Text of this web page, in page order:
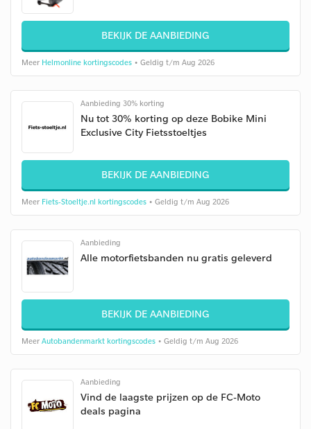
BEKIJK DE AANBIEDING
Meer Helmonline kortingscodes • Geldig t/m Aug 2026
Aanbieding 30% korting
Nu tot 30% korting op deze Bobike Mini
Exclusive City Fietsstoeltjes
BEKIJK DE AANBIEDING
Meer Fiets-Stoeltje.nl kortingscodes • Geldig t/m Aug 2026
Aanbieding
Alle motorfietsbanden nu gratis geleverd
BEKIJK DE AANBIEDING
Meer Autobandenmarkt kortingscodes • Geldig t/m Aug 2026
Aanbieding
Vind de laagste prijzen op de FC-Moto
deals pagina